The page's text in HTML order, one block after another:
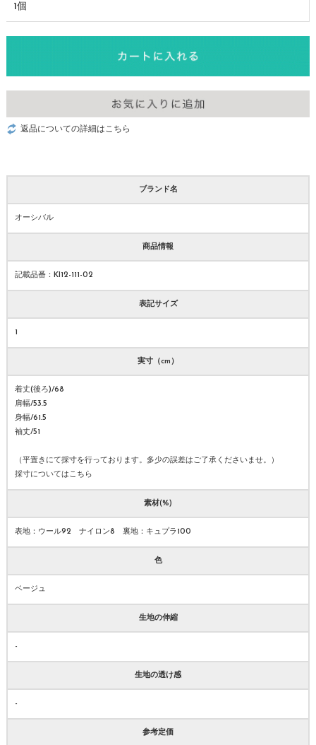
1個
返品についての詳細はこちら
ブランド名
オーシバル
商品情報
記載品番：KI12-111-02
表記サイズ
1
実寸（cm）
着丈(後ろ)/68
肩幅/53.5
身幅/61.5
袖丈/51
（平置きにて採寸を行っております。多少の誤差はご了承くださいませ。）
採寸についてはこちら
素材(%)
表地：ウール92 ナイロン8 裏地：キュプラ100
色
ベージュ
生地の伸縮
-
生地の透け感
-
参考定価